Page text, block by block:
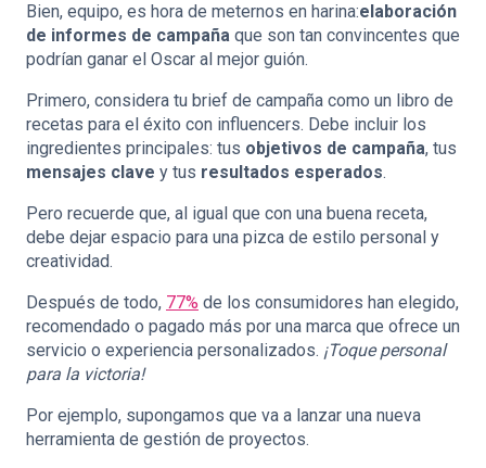
Bien, equipo, es hora de meternos en harina:elaboración
de informes de campaña que son tan convincentes que
podrían ganar el Oscar al mejor guión.
Primero, considera tu brief de campaña como un libro de
recetas para el éxito con influencers. Debe incluir los
ingredientes principales: tus objetivos de campaña, tus
mensajes clave y tus resultados esperados.
Pero recuerde que, al igual que con una buena receta,
debe dejar espacio para una pizca de estilo personal y
creatividad.
Después de todo, 77% de los consumidores han elegido,
recomendado o pagado más por una marca que ofrece un
servicio o experiencia personalizados. ¡Toque personal
para la victoria!
Por ejemplo, supongamos que va a lanzar una nueva
herramienta de gestión de proyectos.